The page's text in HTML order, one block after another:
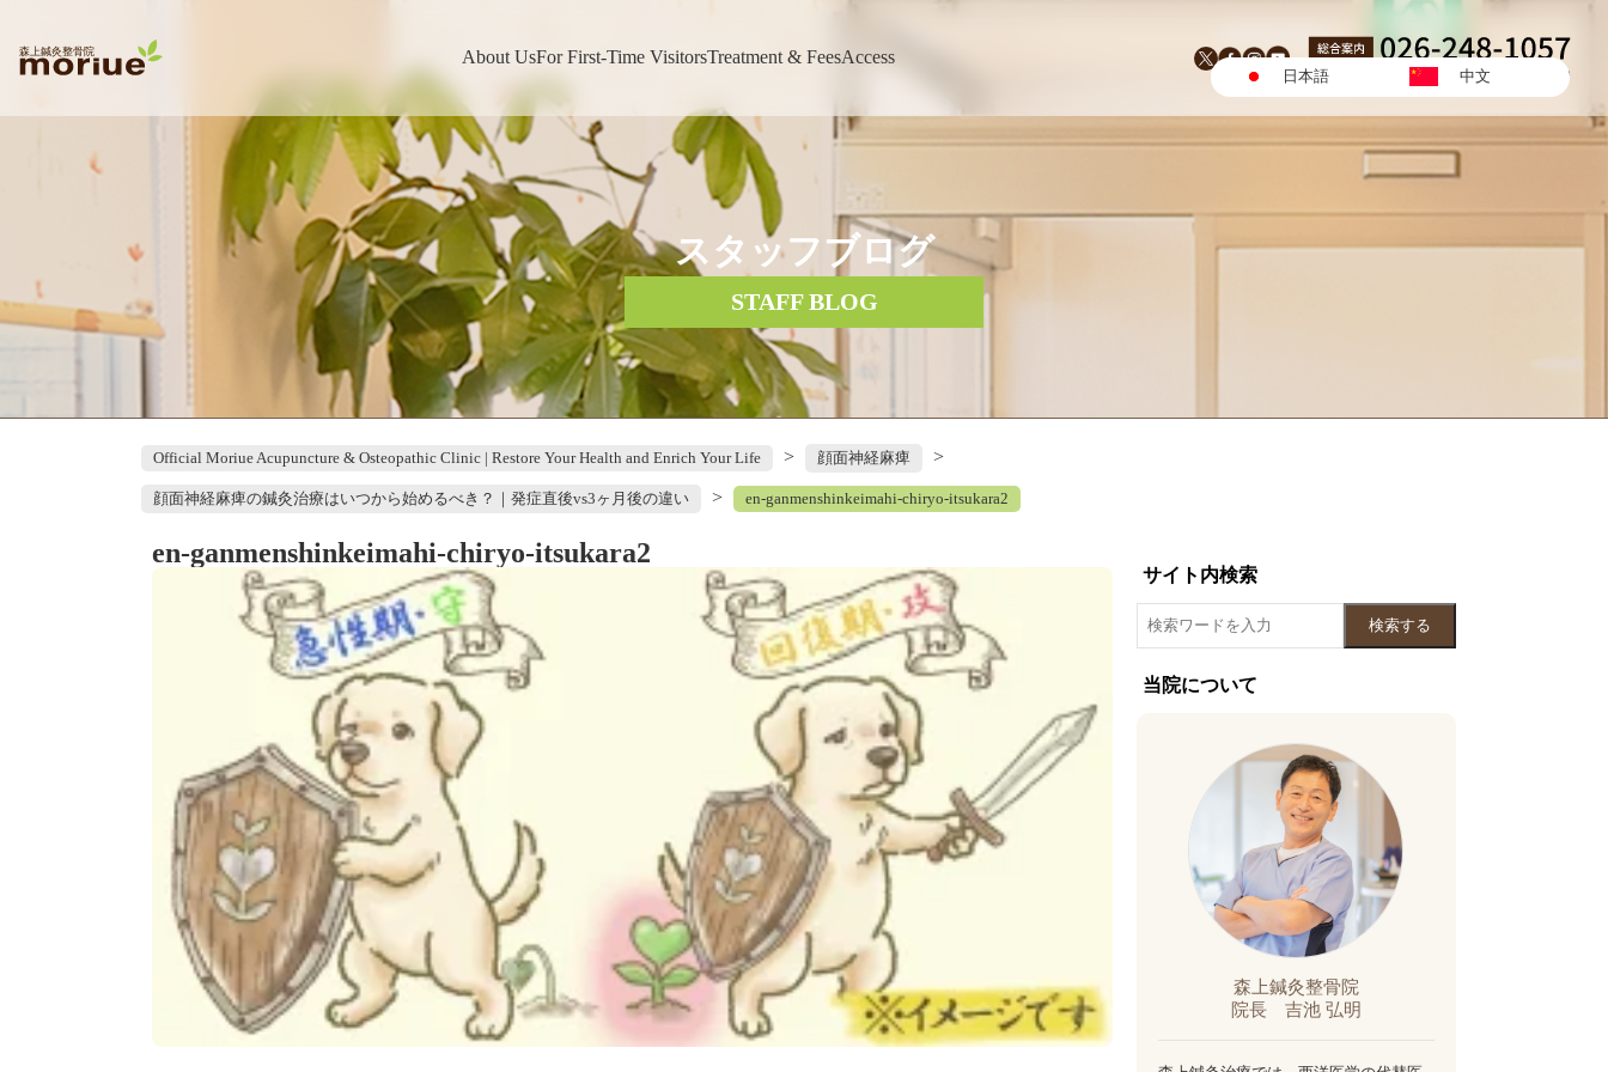
About UsFor First-Time VisitorsTreatment & FeesAccess
日本語 中文
スタッフブログ
STAFF BLOG
Official Moriue Acupuncture & Osteopathic Clinic | Restore Your Health and Enrich Your Life > 顔面神経麻痺 >
顔面神経麻痺の鍼灸治療はいつから始めるべき？｜発症直後vs3ヶ月後の違い > en-ganmenshinkeimahi-chiryo-itsukara2
en-ganmenshinkeimahi-chiryo-itsukara2
サイト内検索
検索する
当院について
森上鍼灸整骨院
院長 吉池 弘明